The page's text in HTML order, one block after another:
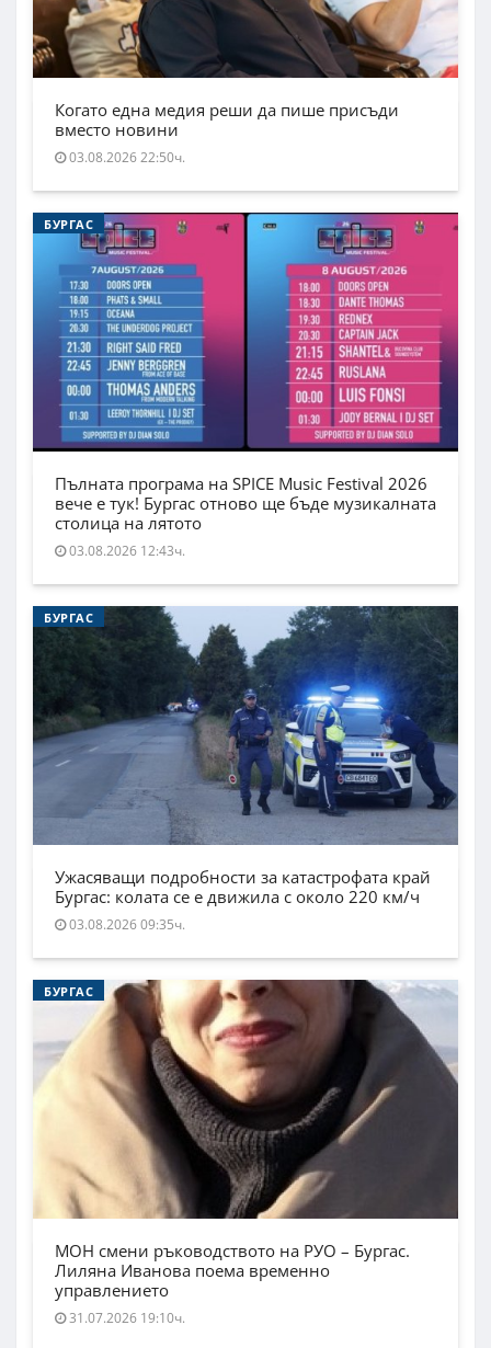
Когато една медия реши да пише присъди
вместо новини
03.08.2026 22:50ч.
БУРГАС
Пълната програма на SPICE Music Festival 2026
вече е тук! Бургас отново ще бъде музикалната
столица на лятото
03.08.2026 12:43ч.
БУРГАС
Ужасяващи подробности за катастрофата край
Бургас: колата се е движила с около 220 км/ч
03.08.2026 09:35ч.
БУРГАС
МОН смени ръководството на РУО – Бургас.
Лиляна Иванова поема временно
управлението
31.07.2026 19:10ч.